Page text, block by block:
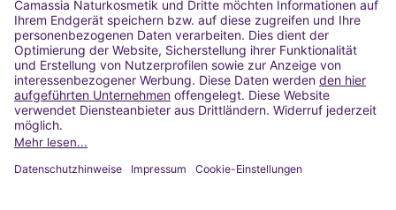
Impressum
Allgemeine Geschäftsbedingungen
Datenschutzerklärung Camassia
Widerrufsbelehrung
Copyright 2020 | Alle Rechte vorbehalten